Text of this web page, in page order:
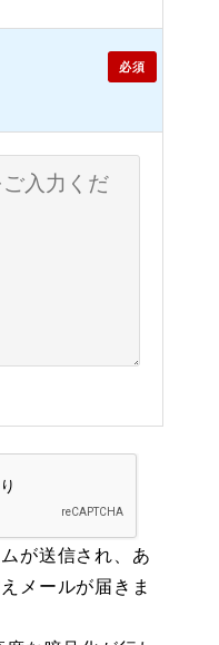
必須
が送信され、あ
メールが届きま